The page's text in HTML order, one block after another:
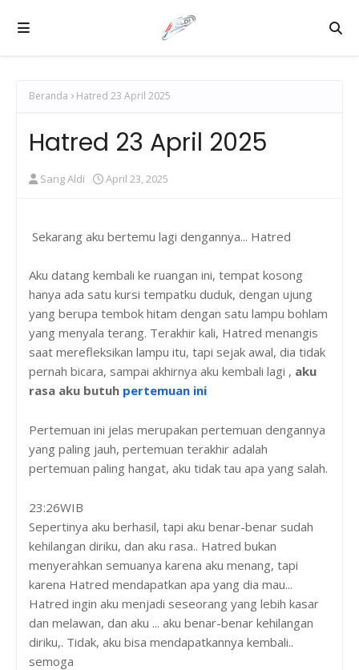
Beranda Hatred 23 April 2025
Hatred 23 April 2025
Sang Aldi April 23, 2025
Sekarang aku bertemu lagi dengannya... Hatred
Aku datang kembali ke ruangan ini, tempat kosong
hanya ada satu kursi tempatku duduk, dengan ujung
yang berupa tembok hitam dengan satu lampu bohlam
yang menyala terang. Terakhir kali, Hatred menangis
saat merefleksikan lampu itu, tapi sejak awal, dia tidak
pernah bicara, sampai akhirnya aku kembali lagi , aku
rasa aku butuh pertemuan ini
Pertemuan ini jelas merupakan pertemuan dengannya
yang paling jauh, pertemuan terakhir adalah
pertemuan paling hangat, aku tidak tau apa yang salah.
23:26WIB
Sepertinya aku berhasil, tapi aku benar-benar sudah
kehilangan diriku, dan aku rasa.. Hatred bukan
menyerahkan semuanya karena aku menang, tapi
karena Hatred mendapatkan apa yang dia mau...
Hatred ingin aku menjadi seseorang yang lebih kasar
dan melawan, dan aku ... aku benar-benar kehilangan
diriku,. Tidak, aku bisa mendapatkannya kembali..
semoga